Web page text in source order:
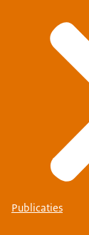
Publicaties